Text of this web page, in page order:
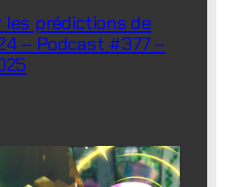
les prédictions de
– Podcast #377 –